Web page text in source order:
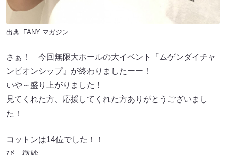
出典: FANY マガジン
さぁ！ 今回無限大ホールの大イベント『ムゲンダイチャ
ンピオンシップ』が終わりましたーー！
いや～盛り上がりました！
見てくれた方、応援してくれた方ありがとうございまし
た！
コットンは14位でした！！